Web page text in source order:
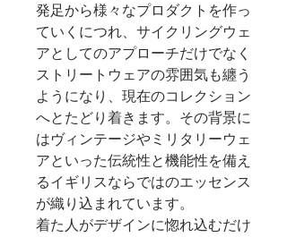
発足から様々なプロダクトを作っ
ていくにつれ、サイクリングウェ
アとしてのアプローチだけでなく
ストリートウェアの雰囲気も纏う
ようになり、現在のコレクション
へとたどり着きます。その背景に
はヴィンテージやミリタリーウェ
アといった伝統性と機能性を備え
るイギリスならではのエッセンス
が織り込まれています。
着た人がデザインに惚れ込むだけ